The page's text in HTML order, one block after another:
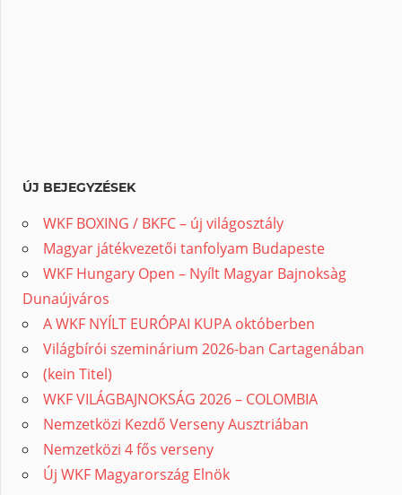
ÚJ BEJEGYZÉSEK
WKF BOXING / BKFC – új világosztály
Magyar játékvezetői tanfolyam Budapeste
WKF Hungary Open – Nyílt Magyar Bajnoksàg
Dunaújváros
A WKF NYÍLT EURÓPAI KUPA októberben
Világbírói szeminárium 2026-ban Cartagenában
(kein Titel)
WKF VILÁGBAJNOKSÁG 2026 – COLOMBIA
Nemzetközi Kezdő Verseny Ausztriában
Nemzetközi 4 fős verseny
Új WKF Magyarország Elnök